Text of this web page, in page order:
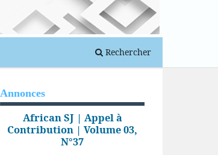
Rechercher
Annonces
African SJ | Appel à
Contribution | Volume 03,
N°37